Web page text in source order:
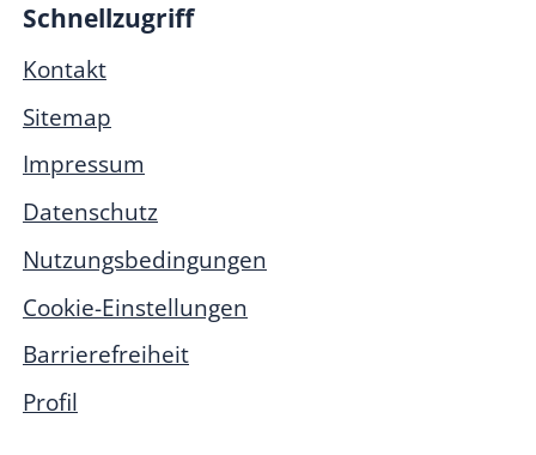
Schnellzugriff
Kontakt
Sitemap
Impressum
Datenschutz
Nutzungsbedingungen
Cookie-Einstellungen
Barrierefreiheit
Profil